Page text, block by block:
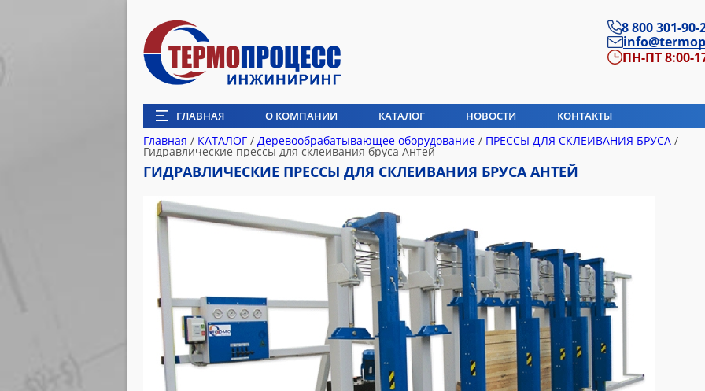
8 800 301-90-
ПН-ПТ 8:00-
ГЛАВНАЯ О КОМПАНИИ КАТАЛОГ НОВОСТИ КОНТАКТЫ
Главная / КАТАЛОГ / Деревообрабатывающее оборудование / ПРЕССЫ ДЛЯ СКЛЕИВАНИЯ БРУСА /
Гидравлические прессы для склеивания бруса Антей
ГИДРАВЛИЧЕСКИЕ ПРЕССЫ ДЛЯ СКЛЕИВАНИЯ БРУСА АНТЕЙ